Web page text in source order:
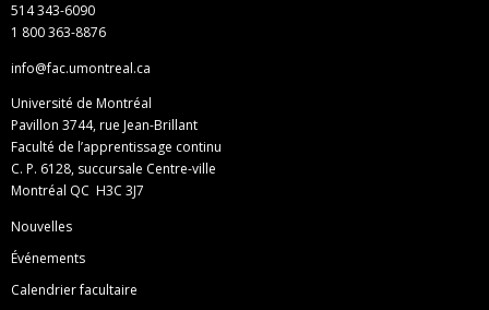
514 343-6090
1 800 363-8876
info@fac.umontreal.ca
Université de Montréal
Pavillon 3744, rue Jean-Brillant
Faculté de l’apprentissage continu
C. P. 6128, succursale Centre-ville
Montréal QC H3C 3J7
Nouvelles
Événements
Calendrier facultaire